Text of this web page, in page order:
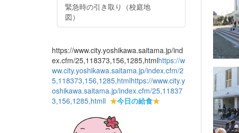
緊急時の引き取り（校庭地
図）
https://www.city.yoshikawa.saitama.jp/ind
ex.cfm/25,118373,156,1285,htmlhttps://w
ww.city.yoshikawa.saitama.jp/index.cfm/2
5,118373,156,1285,htmlhttps://www.city.y
oshikawa.saitama.jp/index.cfm/25,11837
3,156,1285,htmll ★今日の給食★